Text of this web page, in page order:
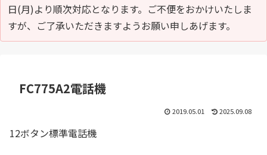
日(月)より順次対応となります。ご不便をおかけいたしま
すが、ご了承いただきますようお願い申しあげます。
FC775A2電話機
2019.05.01 2025.09.08
12ボタン標準電話機